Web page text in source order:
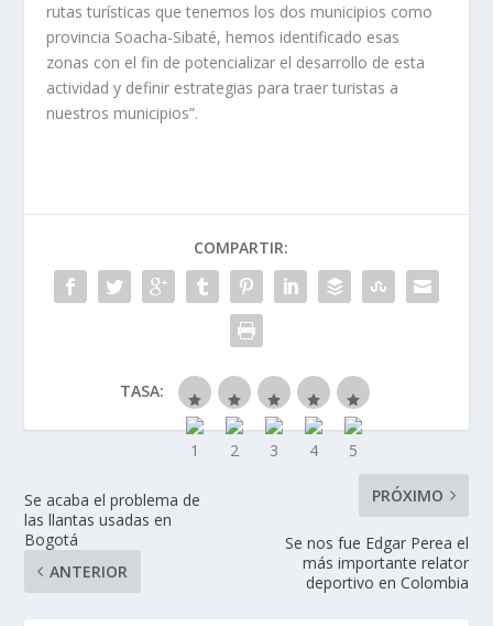
rutas turísticas que tenemos los dos municipios como
provincia Soacha-Sibaté, hemos identificado esas
zonas con el fin de potencializar el desarrollo de esta
actividad y definir estrategias para traer turistas a
nuestros municipios”.
COMPARTIR:
TASA:
Se acaba el problema de
las llantas usadas en
Bogotá
ANTERIOR
PRÓXIMO
Se nos fue Edgar Perea el
más importante relator
deportivo en Colombia